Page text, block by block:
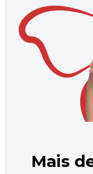
Mais